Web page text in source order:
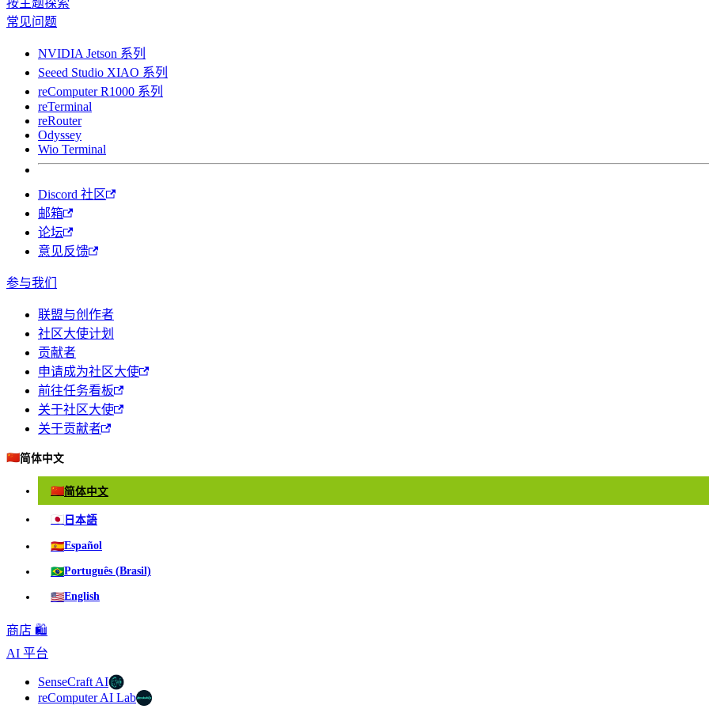
按主题探索
常见问题
NVIDIA Jetson 系列
Seeed Studio XIAO 系列
reComputer R1000 系列
reTerminal
reRouter
Odyssey
Wio Terminal
Discord 社区
邮箱
论坛
意见反馈
参与我们
联盟与创作者
社区大使计划
贡献者
申请成为社区大使
前往任务看板
关于社区大使
关于贡献者
🇨🇳简体中文
🇨🇳简体中文
🇯🇵 日本語
🇪🇸Español
🇧🇷Português (Brasil)
🇺🇸English
商店 🛍️
AI 平台
SenseCraft AI
reComputer AI Lab